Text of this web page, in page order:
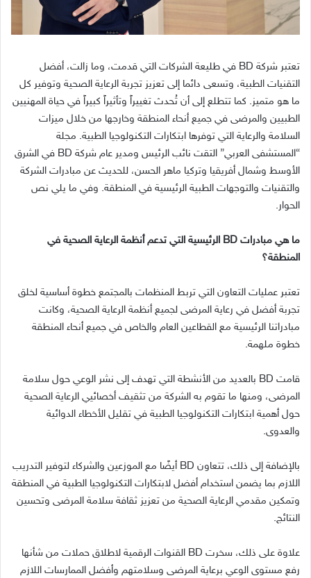
تعتبر شركة
في طليعة الشركات التي قدمت، وما زالت، أفضل
التقنيات الطبية، وتسعى دائما إلى تعزيز تجربة الرعاية الصحية وتوفير كل
ما هو متميز. كما تتطلع إلى أن تُحدث تغييراً وتأثيراً كبيراً في حياة المهنيين
الطبيين والمرضى في جميع أنحاء المنطقة وخارجها من خلال ميزات
السلامة والرعاية التي توفرها ابتكارات التكنولوجيا الطبية. مجلة
“المستشفى العربي” التقت نائب الرئيس ومدير عام شركة
في الشرق
الأوسط وشمال أفريقيا وتركيا ماهر الحسن، للحديث عن مبادرات الشركة
والتقنيات والتوجهات الطبية الرئيسية في المنطقة. وفي ما يلي نص
الحوار.
ما هي مبادرات
الرئيسية التي تدعم أنظمة الرعاية الصحية في
المنطقة؟
تعتبر عمليات التعاون التي تربط المنظمات بالمجتمع خطوة أساسية لخلق
تجربة أفضل في رعاية المرضى لجميع أنظمة الرعاية الصحية، وكانت
مبادراتنا الرئيسية مع القطاعين العام والخاص في جميع أنحاء المنطقة
خطوة ملهمة.
قامت
بالعديد من الأنشطة التي تهدف إلى نشر الوعي حول سلامة
المرضى، ومنها ما تقوم به الشركة من تثقيف أخصائيي الرعاية الصحية
حول أهمية ابتكارات التكنولوجيا الطبية في تقليل الأخطاء الدوائية
والعدوى.
بالإضافة إلى ذلك، تتعاون
أيضًا مع الموزعين والشركاء لتوفير التدريب
اللازم بما يضمن استخدام أفضل لابتكارات التكنولوجيا الطبية في المنطقة
وتمكين مقدمي الرعاية الصحية من تعزيز ثقافة سلامة المرضى وتحسين
النتائج.
علاوة على ذلك، سخرت
القنوات الرقمية لاطلاق حملات من شأنها
رفع مستوى الوعي برعاية المرضى وسلامتهم وأفضل الممارسات اللازم